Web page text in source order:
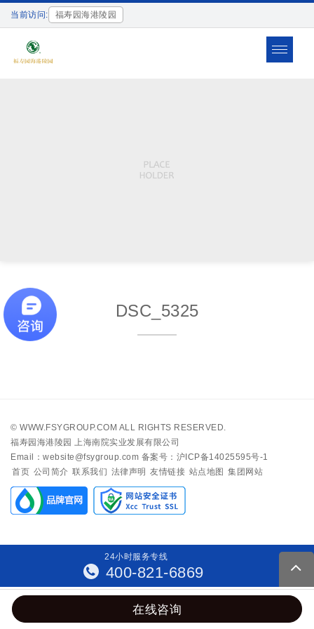
当前访问: 福寿园海港陵园
Toggle
DSC_5325
© WWW.FSYGROUP.COM ALL RIGHTS RESERVED.
福寿园海港陵园 上海南院实业发展有限公司
Email：website@fsygroup.com 备案号：沪ICP备14025595号-1
首页 公司简介 联系我们 法律声明 友情链接 站点地图 集团网站
24小时服务专线
400-821-6869
在线咨询